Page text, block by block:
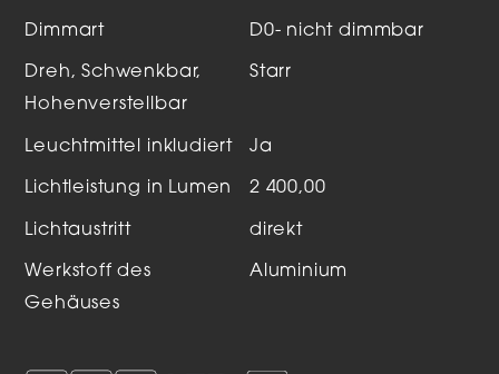
Dimmart D0- nicht dimmbar
Dreh, Schwenkbar,
Hohenverstellbar
Starr
Leuchtmittel inkludiert Ja
Lichtleistung in Lumen 2 400,00
Lichtaustritt direkt
Werkstoff des
Gehäuses
Aluminium